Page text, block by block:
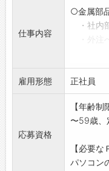
のオフィ
・ドリ
仕事内容
○金属部
・社内
・簡単
※初めて
募くださ
※工場見
ください
*平日の
※変更範
雇用形態 正社員
応募資格
【年齢制
〜59歳、
【必要な
パソコン